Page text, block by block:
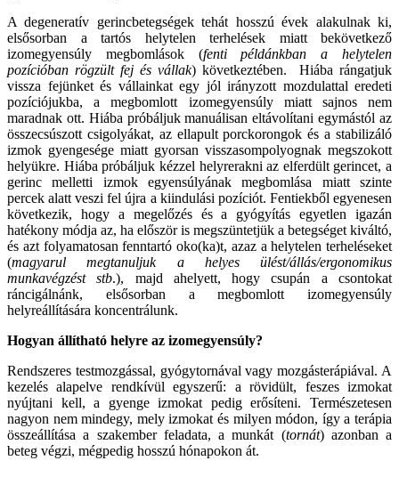
A degeneratív gerincbetegségek tehát hosszú évek alakulnak ki,
elsősorban a tartós helytelen terhelések miatt bekövetkező
izomegyensúly megbomlások (fenti példánkban a helytelen
pozícióban rögzült fej és vállak) következtében. Hiába rángatjuk
vissza fejünket és vállainkat egy jól irányzott mozdulattal eredeti
pozíciójukba, a megbomlott izomegyensúly miatt sajnos nem
maradnak ott. Hiába próbáljuk manuálisan eltávolítani egymástól az
összecsúszott csigolyákat, az ellapult porckorongok és a stabilizáló
izmok gyengesége miatt gyorsan visszasompolyognak megszokott
helyükre. Hiába próbáljuk kézzel helyrerakni az elferdült gerincet, a
gerinc melletti izmok egyensúlyának megbomlása miatt szinte
percek alatt veszi fel újra a kiindulási pozíciót. Fentiekből egyenesen
következik, hogy a megelőzés és a gyógyítás egyetlen igazán
hatékony módja az, ha először is megszüntetjük a betegséget kiváltó,
és azt folyamatosan fenntartó oko(ka)t, azaz a helytelen terheléseket
(magyarul
megtanuljuk a helyes ülést/állás/ergonomikus
munkavégzést
stb.), majd ahelyett, hogy csupán a csontokat
ráncigálnánk, elsősorban a megbomlott izomegyensúly
helyreállítására koncentrálunk.
Hogyan állítható helyre az izomegyensúly?
Rendszeres testmozgással, gyógytornával vagy mozgásterápiával. A
kezelés alapelve rendkívül egyszerű: a rövidült, feszes izmokat
nyújtani kell, a gyenge izmokat pedig erősíteni. Természetesen
nagyon nem mindegy, mely izmokat és milyen módon, így a terápia
összeállítása a szakember feladata, a munkát (tornát) azonban a
beteg végzi, mégpedig hosszú hónapokon át.